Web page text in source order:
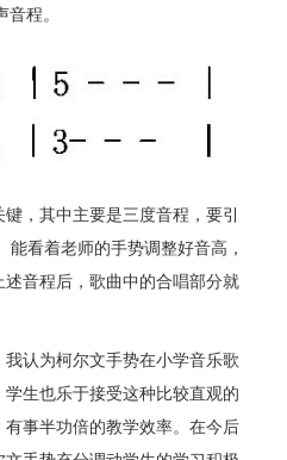
程。
，其中主要是三度音程，要引
看着老师的手势调整好音高，
音程后，歌曲中的合唱部分就
认为柯尔文手势在小学音乐歌
生也乐于接受这种比较直观的
事半功倍的教学效率。在今后